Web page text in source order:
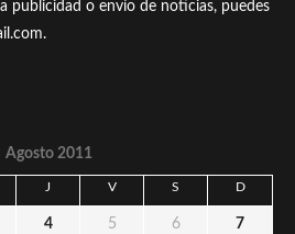
publicidad o envío de noticias, puedes
Agosto 2011
J V S D
4 5 6 7